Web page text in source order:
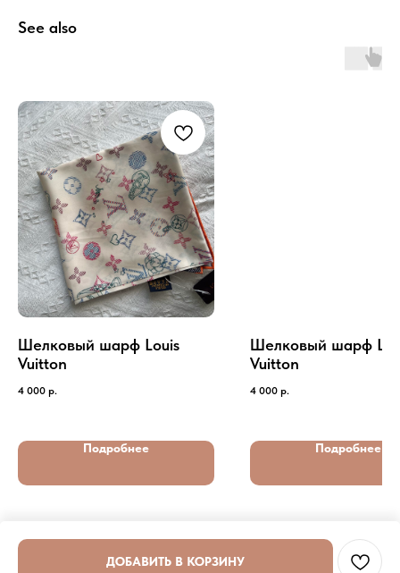
ДОБАВИТЬ В КОРЗИНУ
See also
Шелковый шарф Louis
Vuitton
4 000 р.
Подробнее
Шелковый шарф
Vuitton
4 000 р.
Подробнее